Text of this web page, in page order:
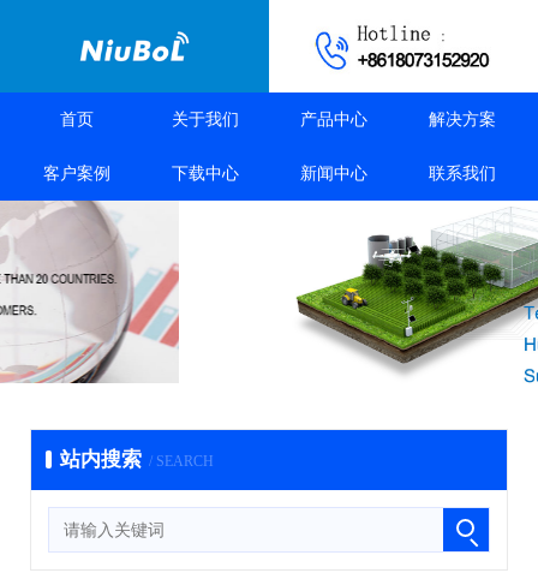
首页 关于我们 产品中心 解决方案
客户案例 下载中心 新闻中心 联系我们
站内搜索 / SEARCH